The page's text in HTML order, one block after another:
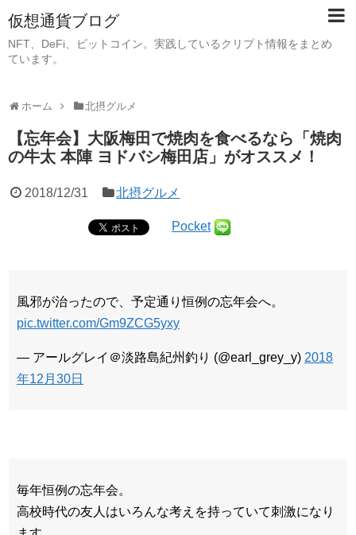
仮想通貨ブログ
NFT、DeFi、ビットコイン。実践しているクリプト情報をまとめ
ています。
ホーム 北摂グルメ
【忘年会】大阪梅田で焼肉を食べるなら「焼肉
の牛太 本陣 ヨドバシ梅田店」がオススメ！
2018/12/31 北摂グルメ
Pocket
風邪が治ったので、予定通り恒例の忘年会へ。
pic.twitter.com/Gm9ZCG5yxy
— アールグレイ＠淡路島紀州釣り (@earl_grey_y) 2018
年12月30日
毎年恒例の忘年会。
高校時代の友人はいろんな考えを持っていて刺激になり